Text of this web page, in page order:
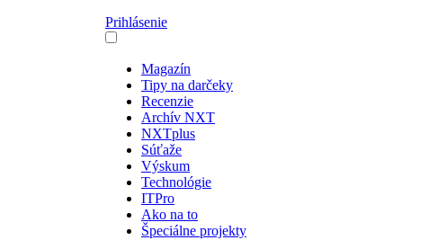
Prihlásenie
Magazín
Tipy na darčeky
Recenzie
Archív NXT
NXTplus
Súťaže
Výskum
Technológie
ITPro
Ako na to
Špeciálne projekty